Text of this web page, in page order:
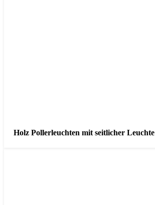
Holz Pollerleuchten mit seitlicher Leuchte